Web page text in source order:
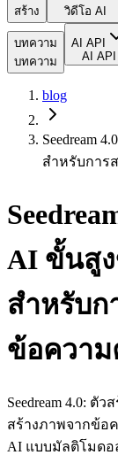
สร้าง
วิดีโอ AI
บทความ
บทความ
AI API
AI API
blog
Seedream
สำหรับการ
AI ขั้นสูง
สำหรับก
ข้อความ
Seedream 4.0: ตั
สร้างภาพจากข้อค
AI แบบมัลติโมดอ